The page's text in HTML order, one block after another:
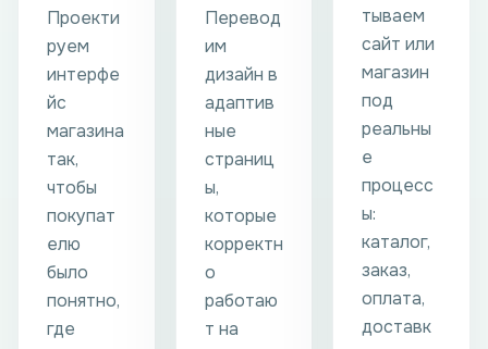
Проекти
руем
интерфе
йс
магазина
так,
чтобы
покупат
елю
было
понятно,
где
Перевод
им
дизайн в
адаптив
ные
страниц
ы,
которые
корректн
о
работаю
т на
тываем
сайт или
магазин
под
реальны
е
процесс
ы:
каталог,
заказ,
оплата,
доставк